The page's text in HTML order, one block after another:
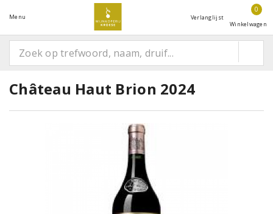
Menu Verlanglijst
0
Winkelwagen
Château Haut Brion 2024